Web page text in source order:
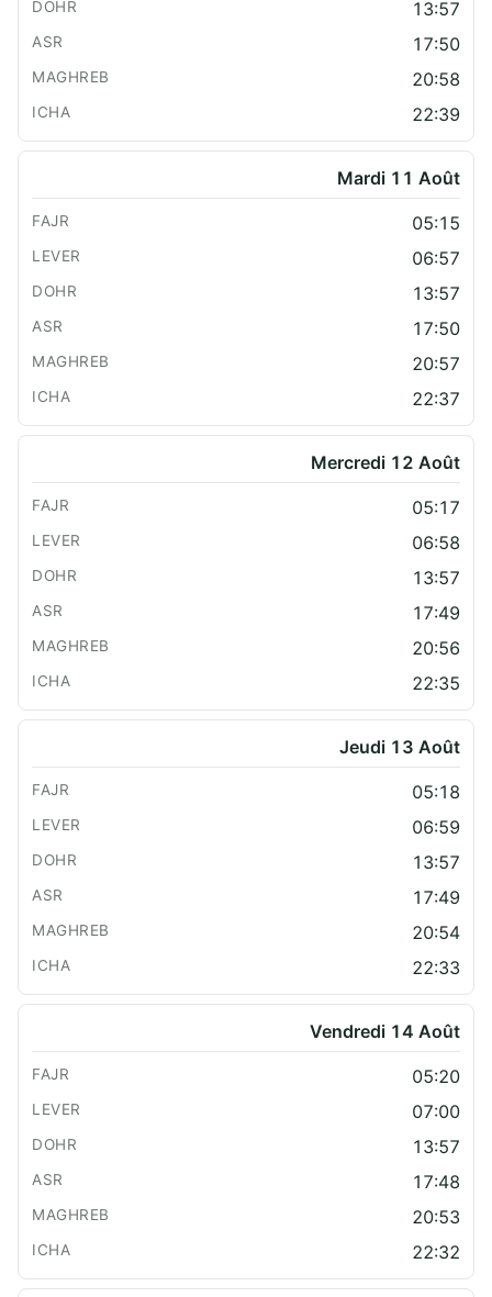
13:57
17:50
20:58
22:39
Mardi 11 Août
05:15
06:57
13:57
17:50
20:57
22:37
Mercredi 12 Août
05:17
06:58
13:57
17:49
20:56
22:35
Jeudi 13 Août
05:18
06:59
13:57
17:49
20:54
22:33
Vendredi 14 Août
05:20
07:00
13:57
17:48
20:53
22:32